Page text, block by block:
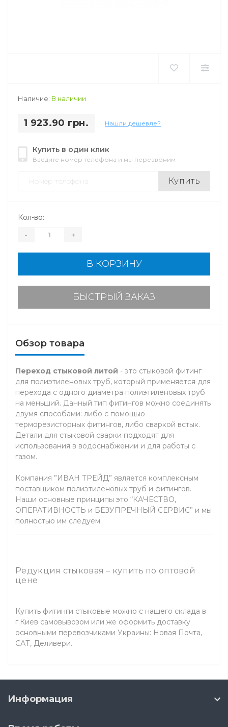
Наличие: В наличии
1 923.90 грн. Нашли дешевле?
Купить в один клик
Введите номер телефона и мы перезвоним
Купить
Кол-во:
- +
В КОРЗИНУ
БЫСТРЫЙ ЗАКАЗ
Обзор товара
Переход стыковой литой - это стыковой фитинг
для полиэтиленовых труб, который применяется для
перехода с одного диаметра полиэтиленовых труб
на меньший. Данный тип фитингов можно соединять
двумя способами: либо с помощью
терморезисторных фитингов, либо сваркой встык.
Детали для стыковой сварки подходят для
использования в водоснабжении и для работы с
газом.
Компания ”ИВАН ТРЕЙД” является комплексным
поставщиком полиэтиленовых труб и фитингов.
Наши основные принципы это “КАЧЕСТВО,
ОПЕРАТИВНОСТЬ и БЕЗУПРЕЧНЫЙ СЕРВИС” и мы
полностью им следуем.
Редукция стыковая – купить по оптовой
цене
Купить фитинги стыковые можно с нашего склада в
г.Киев самовывозом или же оформить доставку
основными перевозчиками Украины: Новая Почта,
САТ, Деливери.
Информация